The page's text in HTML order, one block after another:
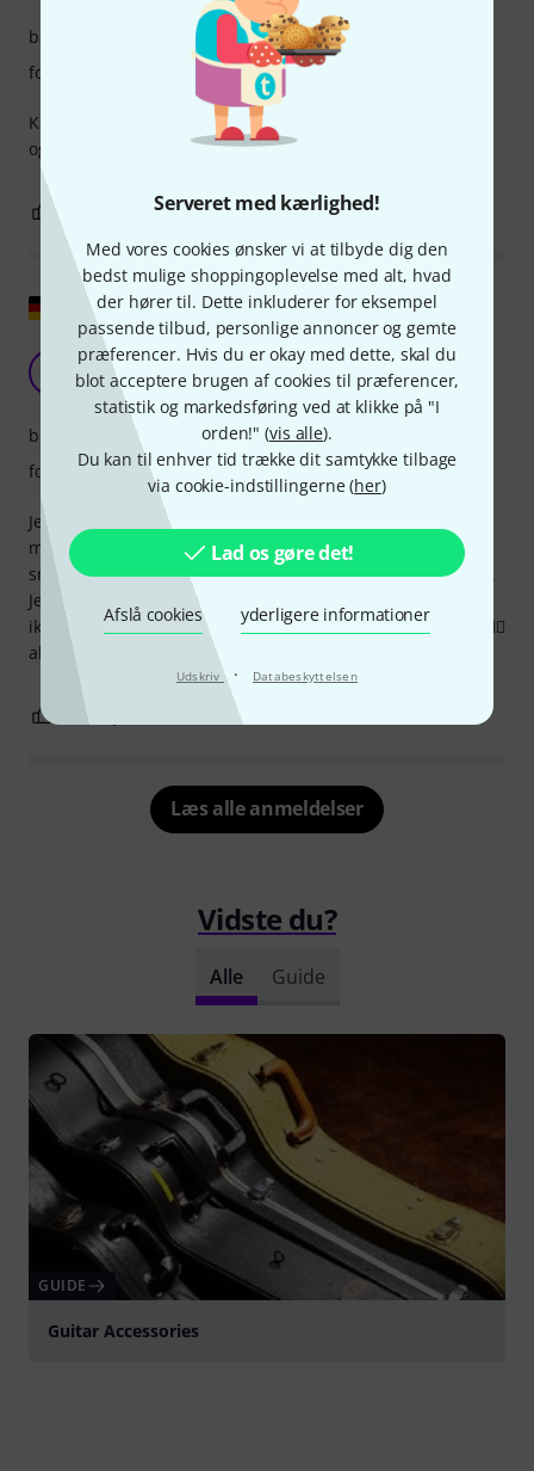
Serveret med kærlighed!
Med vores cookies ønsker vi at tilbyde dig den
bedst mulige shoppingoplevelse med alt, hvad
der hører til. Dette inkluderer for eksempel
passende tilbud, personlige annoncer og gemte
præferencer. Hvis du er okay med dette, skal du
blot acceptere brugen af cookies til præferencer,
statistik og markedsføring ved at klikke på "I
orden!" (vis alle).
Du kan til enhver tid trække dit samtykke tilbage
via cookie-indstillingerne (her)
Lad os gøre det!
Afslå cookies yderligere informationer
Udskriv · Databeskyttelsen
Kan slet ikke klage, ser endnu bedre ud end på billederne
og er pænt slidt.
bærekomfort
forarbejdning
ANMELD BEDØMMELSE
Vis original
Fra Leo i Leo til Leo-fans
Tom8436 07.07.2025
Jeg tænkte, at jeg ville forkæle mig selv med en
mærkevarerem, og jeg blev alt andet end skuffet. Den er
smukt lavet, og leopardprintet gør den til et rigtigt blikfang.
Jeg har normalt kun remme fra Planet Waves, og jeg kan
ikke finde fejl i dem, men denne her er simpelthen bedre 👍🏻
alt passer perfekt.
bærekomfort
forarbejdning
ANMELD BEDØMMELSE
Læs alle anmeldelser
Vidste du?
Alle Guide
GUIDE
Guitar Accessories